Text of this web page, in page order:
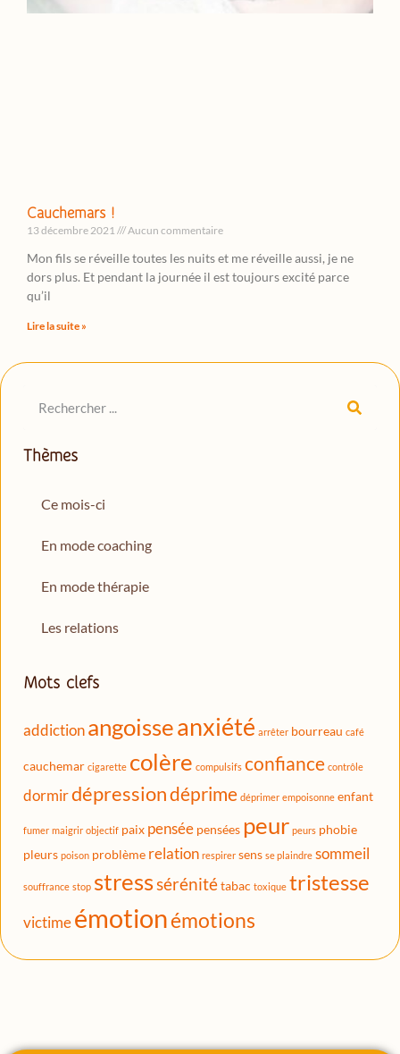
Cauchemars !
13 décembre 2021 Aucun commentaire
Mon fils se réveille toutes les nuits et me réveille aussi, je ne
dors plus. Et pendant la journée il est toujours excité parce
qu’il
Lire la suite »
Thèmes
Ce mois-ci
En mode coaching
En mode thérapie
Les relations
Mots clefs
addictionangoisseanxiété arrêter bourreau café
cauchemar cigarette colère compulsifs confiance contrôle
dormirdépressiondéprime déprimer empoisonne enfant
fumer maigrir objectif paix pensée pensées peur peurs phobie
pleurs poison problème relation respirer sens se plaindre sommeil
souffrance stop stresssérénitétabac toxique tristesse
victimeémotionémotions